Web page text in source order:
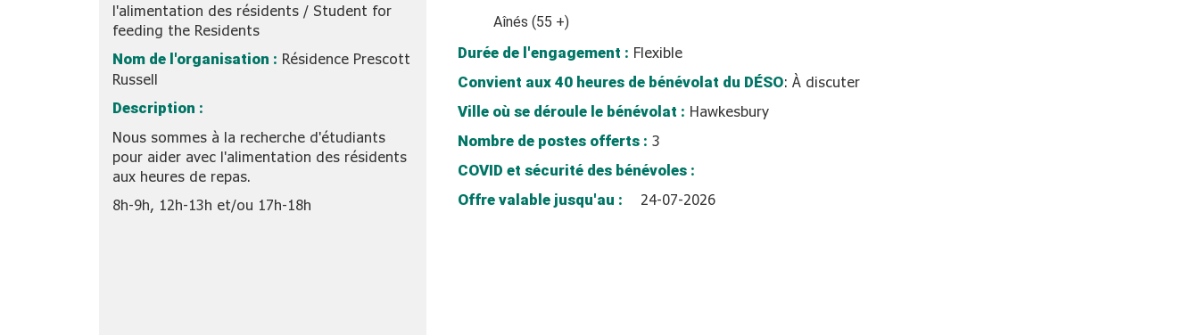
l'alimentation des résidents / Student for
feeding the Residents
Nom de l'organisation : Résidence Prescott
Russell
Description :
Nous sommes à la recherche d'étudiants
pour aider avec l'alimentation des résidents
aux heures de repas.
8h-9h, 12h-13h et/ou 17h-18h
Aînés (55 +)
Durée de l'engagement : Flexible
Convient aux 40 heures de bénévolat du DÉSO:À discuter
Ville où se déroule le bénévolat : Hawkesbury
Nombre de postes offerts : 3
COVID et sécurité des bénévoles :
Offre valable jusqu'au :
24-07-2026